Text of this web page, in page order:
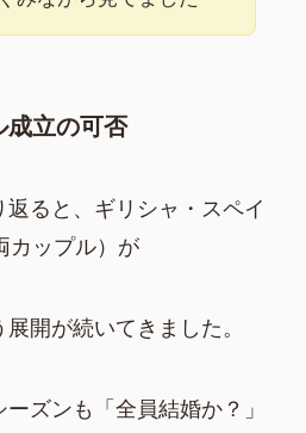
成立の可否
ると、ギリシャ・スペイ
カップル）が
開が続いてきました。
ズンも「全員結婚か？」